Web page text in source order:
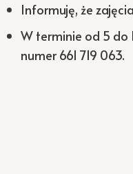
Informuję, że
W terminie od 5 do
numer 661 719 063.